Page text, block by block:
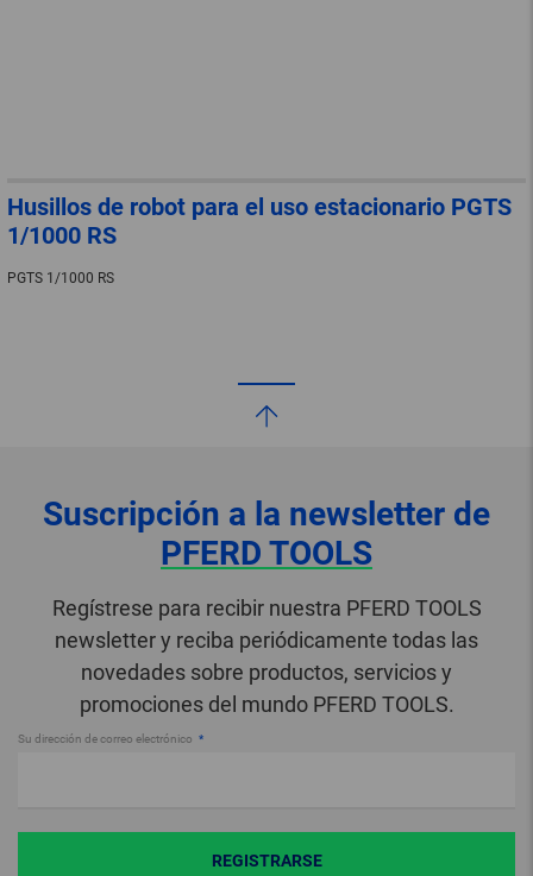
Husillos de robot para el uso estacionario PGTS
1/1000 RS
PGTS 1/1000 RS
Suscripción a la newsletter de
PFERD TOOLS
Regístrese para recibir nuestra PFERD TOOLS
newsletter y reciba periódicamente todas las
novedades sobre productos, servicios y
promociones del mundo PFERD TOOLS.
Su dirección de correo electrónico
REGISTRARSE